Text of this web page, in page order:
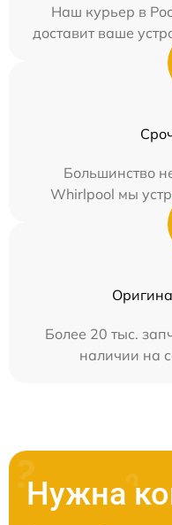
Наш курьер в
доставит ваше
Большинство
Whirlpool мы
Более 20 тыс.
наличии на
Нужна